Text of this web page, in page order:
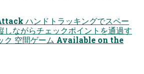
ハンドトラッキングでスペー
しながらチェックポイントを通過す
ク 空間ゲーム Available on the